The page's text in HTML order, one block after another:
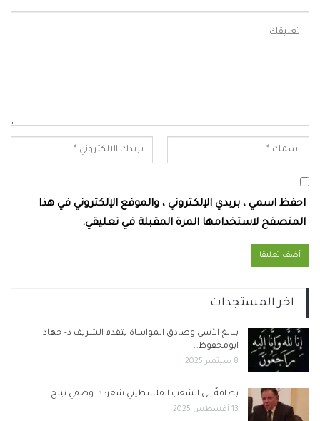
احفظ اسمي ، بريدي الإلكتروني ، والموقع الإلكتروني في هذا
المتصفح لاستخدامها المرة المقبلة في تعليقي.
اخر المستجدات
ببالغ الأسى وصادق المواساة يتقدم الشريف د- جهاد
ابومحفوظ…
8 سبتمبر 2025
بطاقةٌ إلى الشعب الفلسطيني شعر: د. وصفي تيلخ
13 أغسطس 2025